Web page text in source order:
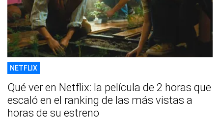
NETFLIX
Qué ver en Netflix: la película de 2 horas que
escaló en el ranking de las más vistas a
horas de su estreno